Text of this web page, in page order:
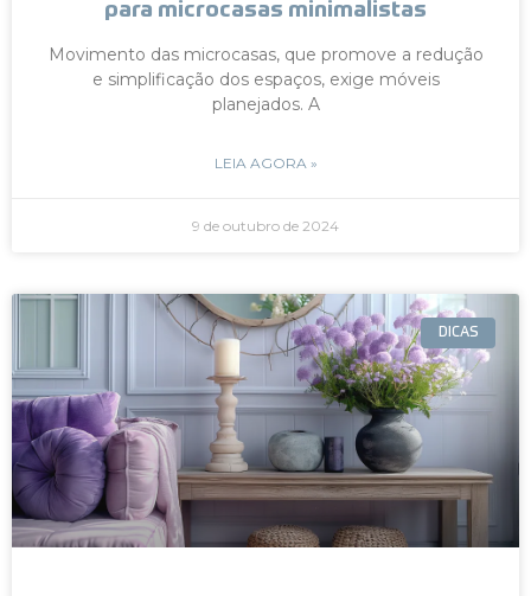
para microcasas minimalistas
Movimento das microcasas, que promove a redução
e simplificação dos espaços, exige móveis
planejados. A
LEIA AGORA »
9 de outubro de 2024
DICAS